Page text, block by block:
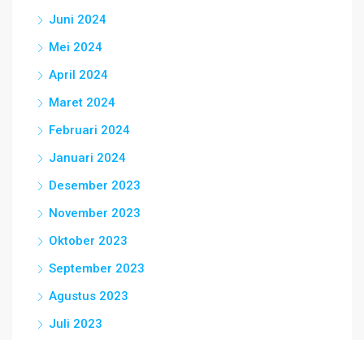
Juni 2024
Mei 2024
April 2024
Maret 2024
Februari 2024
Januari 2024
Desember 2023
November 2023
Oktober 2023
September 2023
Agustus 2023
Juli 2023